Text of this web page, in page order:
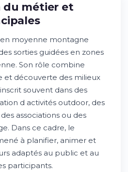
et missions
du métier et
moyenne montagne
sorties guidées en zones
Son rôle combine
et découverte des milieux
souvent dans des
d activités outdoor, des
associations ou des
Dans ce cadre, le
à planifier, animer et
adaptés au public et au
participants.